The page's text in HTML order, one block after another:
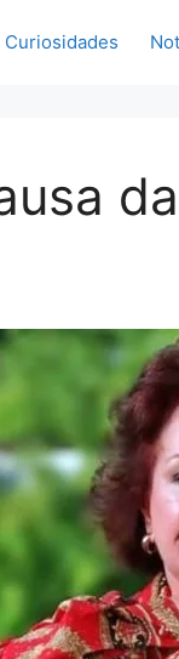
Curiosidades